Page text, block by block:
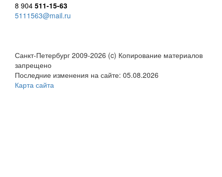
8 904 511-15-63
5111563@mail.ru
Санкт-Петербург 2009-2026 (c) Копирование материалов
запрещено
Последние изменения на сайте: 05.08.2026
Карта сайта